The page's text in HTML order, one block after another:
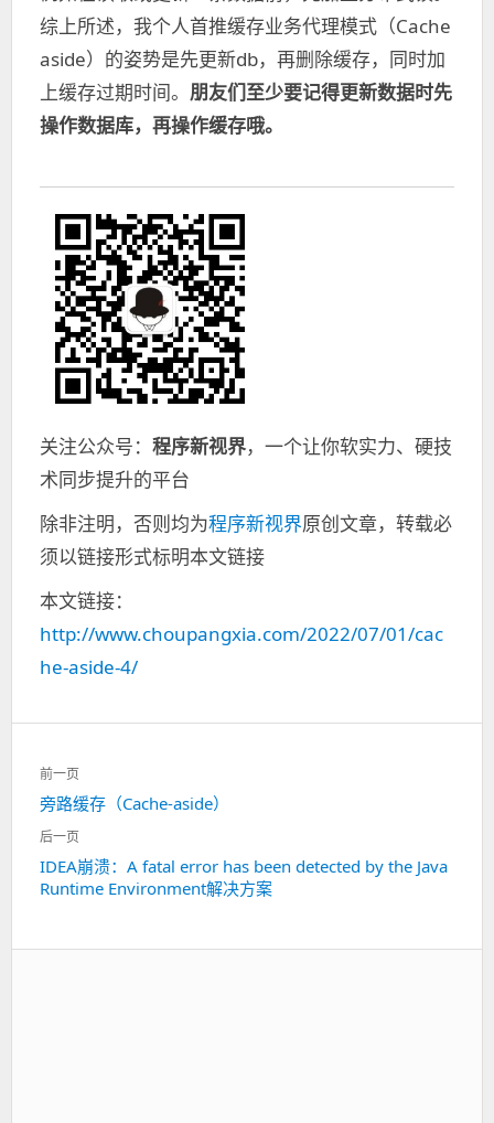
综上所述，我个人首推缓存业务代理模式（Cache
aside）的姿势是先更新db，再删除缓存，同时加
上缓存过期时间。 朋友们至少要记得更新数据时先
操作数据库，再操作缓存哦。
关注公众号： 程序新视界，一个让你软实力、硬技
术同步提升的平台
除非注明，否则均为程序新视界原创文章，转载必
须以链接形式标明本文链接
本文链接：
http://www.choupangxia.com/2022/07/01/cac
he-aside-4/
文
章
导
航
前一页
上
一
旁路缓存（Cache-aside）
后一页
下
一
IDEA崩溃：A fatal error has been detected by the Java
Runtime Environment解决方案